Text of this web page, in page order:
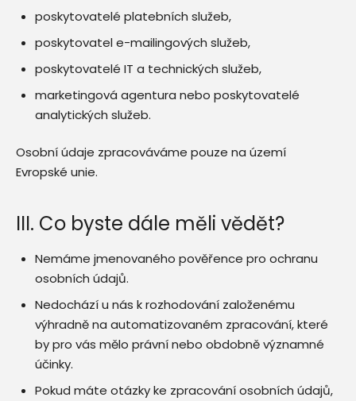
poskytovatelé platebních služeb,
poskytovatel e-mailingových služeb,
poskytovatelé IT a technických služeb,
marketingová agentura nebo poskytovatelé
analytických služeb.
Osobní údaje zpracováváme pouze na území
Evropské unie.
III. Co byste dále měli vědět?
Nemáme jmenovaného pověřence pro ochranu
osobních údajů.
Nedochází u nás k rozhodování založenému
výhradně na automatizovaném zpracování, které
by pro vás mělo právní nebo obdobně významné
účinky.
Pokud máte otázky ke zpracování osobních údajů,